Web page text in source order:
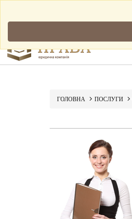
ГОЛОВНА ПОСЛУГИ